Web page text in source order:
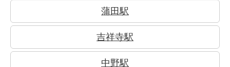
蒲田駅
吉祥寺駅
中野駅